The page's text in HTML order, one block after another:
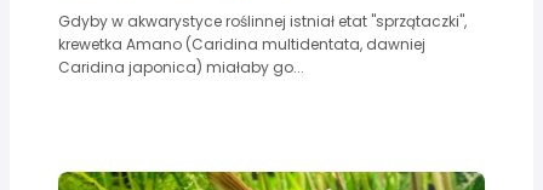
Gdyby w akwarystyce roślinnej istniał etat "sprzątaczki",
krewetka Amano (Caridina multidentata, dawniej
Caridina japonica) miałaby go...